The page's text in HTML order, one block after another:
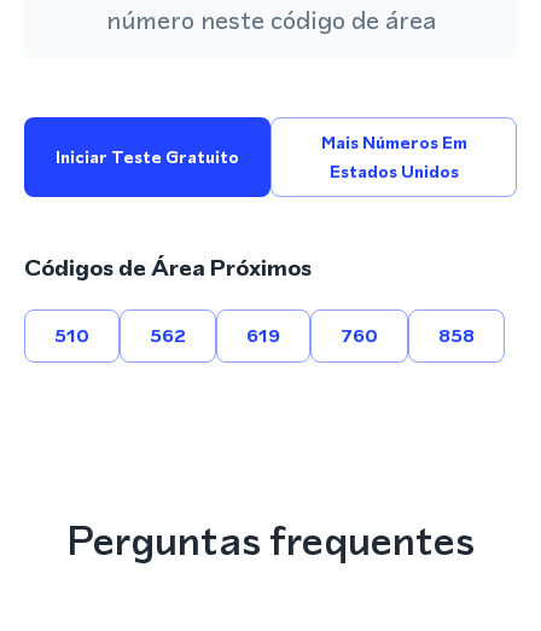
número neste código de área
Iniciar Teste Gratuito
Mais Números Em
Estados Unidos
Códigos de Área Próximos
510 562 619 760 858
Perguntas frequentes